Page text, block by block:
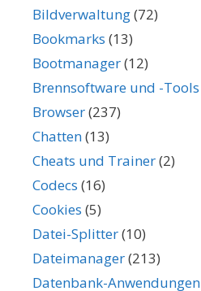
Bildverwaltung(72)
Bookmarks (13)
Bootmanager(12)
Brennsoftware und -Tools
Browser(237)
Chatten(13)
Cheats und Trainer(2)
Codecs (16)
Cookies (5)
Datei-Splitter(10)
Dateimanager(213)
Datenbank-Anwendungen